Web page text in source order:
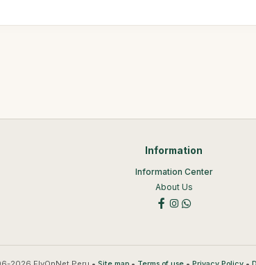
Information
Information Center
About Us